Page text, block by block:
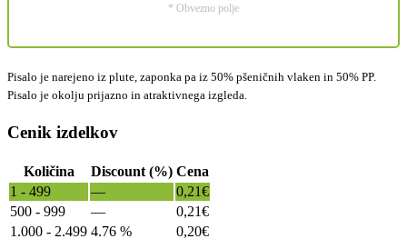
* Obvezno polje
Pisalo je narejeno iz plute, zaponka pa iz 50% pšeničnih vlaken in 50% PP.
Pisalo je okolju prijazno in atraktivnega izgleda.
Cenik izdelkov
Količina Discount (%) Cena
1 - 499
— 0,21€
500 - 999
— 0,21€
1.000 - 2.499 4.76 % 0,20€